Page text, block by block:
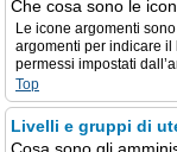
Che cosa sono le
Le icone argomenti
argomenti per indicare
permessi impostati
Top
Livelli e gruppi di